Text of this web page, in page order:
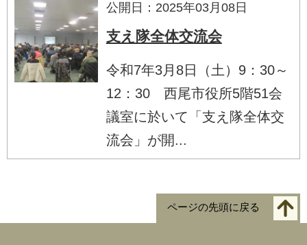
公開日：2025年03月08日
支え隊全体交流会
令和7年3月8日（土）9：30～
12：30 西尾市役所5階51会
議室に於いて「支え隊全体交
流会」が開...
ページの先頭に戻る